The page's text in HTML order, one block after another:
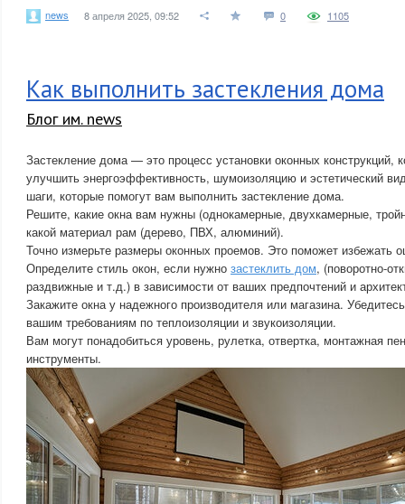
news 8 апреля 2025, 09:52 0 1105
Как выполнить застекления дома
Блог им. news
Застекление дома — это процесс установки оконных конструкций,
улучшить энергоэффективность, шумоизоляцию и эстетический
шаги, которые помогут вам выполнить застекление дома.
Решите, какие окна вам нужны (однокамерные, двухкамерные,
какой материал рам (дерево, ПВХ, алюминий).
Точно измерьте размеры оконных проемов. Это поможет избежать
Определите стиль окон, если нужно застеклить дом, (поворотно-
раздвижные и т.д.) в зависимости от ваших предпочтений и
Закажите окна у надежного производителя или магазина.
вашим требованиям по теплоизоляции и звукоизоляции.
Вам могут понадобиться уровень, рулетка, отвертка, монтажная
инструменты.